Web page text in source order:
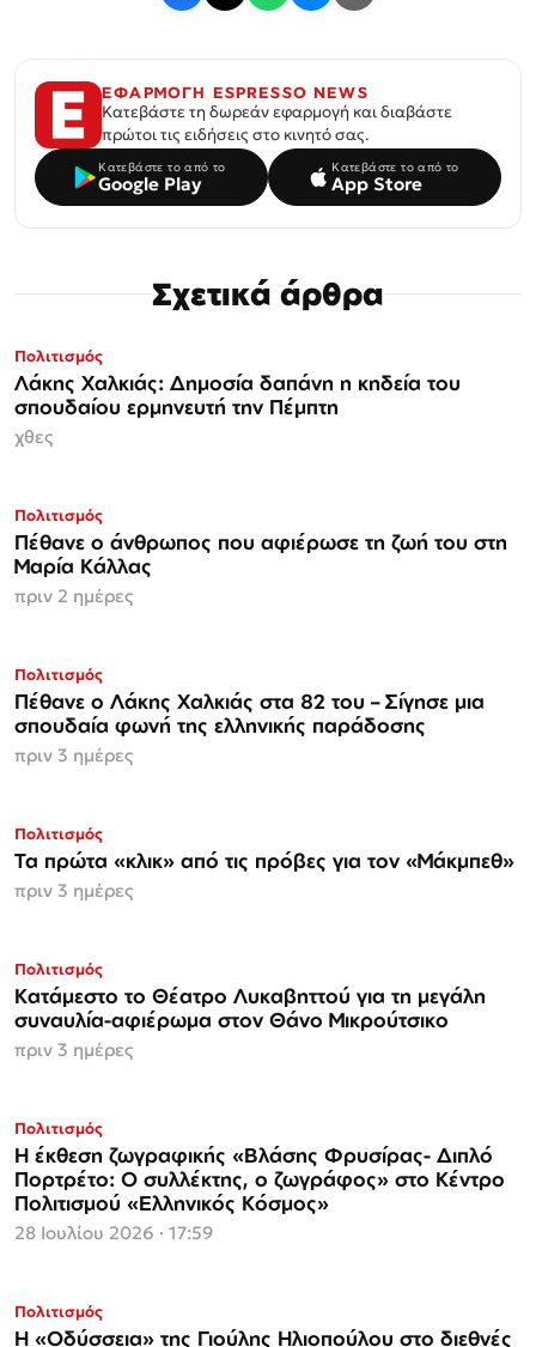
ΕΦΑΡΜΟΓΗ ESPRESSO NEWS
Κατεβάστε τη δωρεάν εφαρμογή και διαβάστε
πρώτοι τις ειδήσεις στο κινητό σας.
Κατεβάστε το από το
Google Play
Κατεβάστε το από το
App Store
Σχετικά άρθρα
Πολιτισμός
Λάκης Χαλκιάς: Δημοσία δαπάνη η κηδεία του
σπουδαίου ερμηνευτή την Πέμπτη
χθες
Πολιτισμός
Πέθανε ο άνθρωπος που αφιέρωσε τη ζωή του στη
Μαρία Κάλλας
πριν 2 ημέρες
Πολιτισμός
Πέθανε ο Λάκης Χαλκιάς στα 82 του – Σίγησε μια
σπουδαία φωνή της ελληνικής παράδοσης
πριν 3 ημέρες
Πολιτισμός
Τα πρώτα «κλικ» από τις πρόβες για τον «Μάκμπεθ»
πριν 3 ημέρες
Πολιτισμός
Κατάμεστο το Θέατρο Λυκαβηττού για τη μεγάλη
συναυλία-αφιέρωμα στον Θάνο Μικρούτσικο
πριν 3 ημέρες
Πολιτισμός
Η έκθεση ζωγραφικής «Βλάσης Φρυσίρας- Διπλό
Πορτρέτο: Ο συλλέκτης, ο ζωγράφος» στο Κέντρο
Πολιτισμού «Ελληνικός Κόσμος»
28 Ιουλίου 2026 · 17:59
Πολιτισμός
Η «Οδύσσεια» της Γιούλης Ηλιοπούλου στο διεθνές